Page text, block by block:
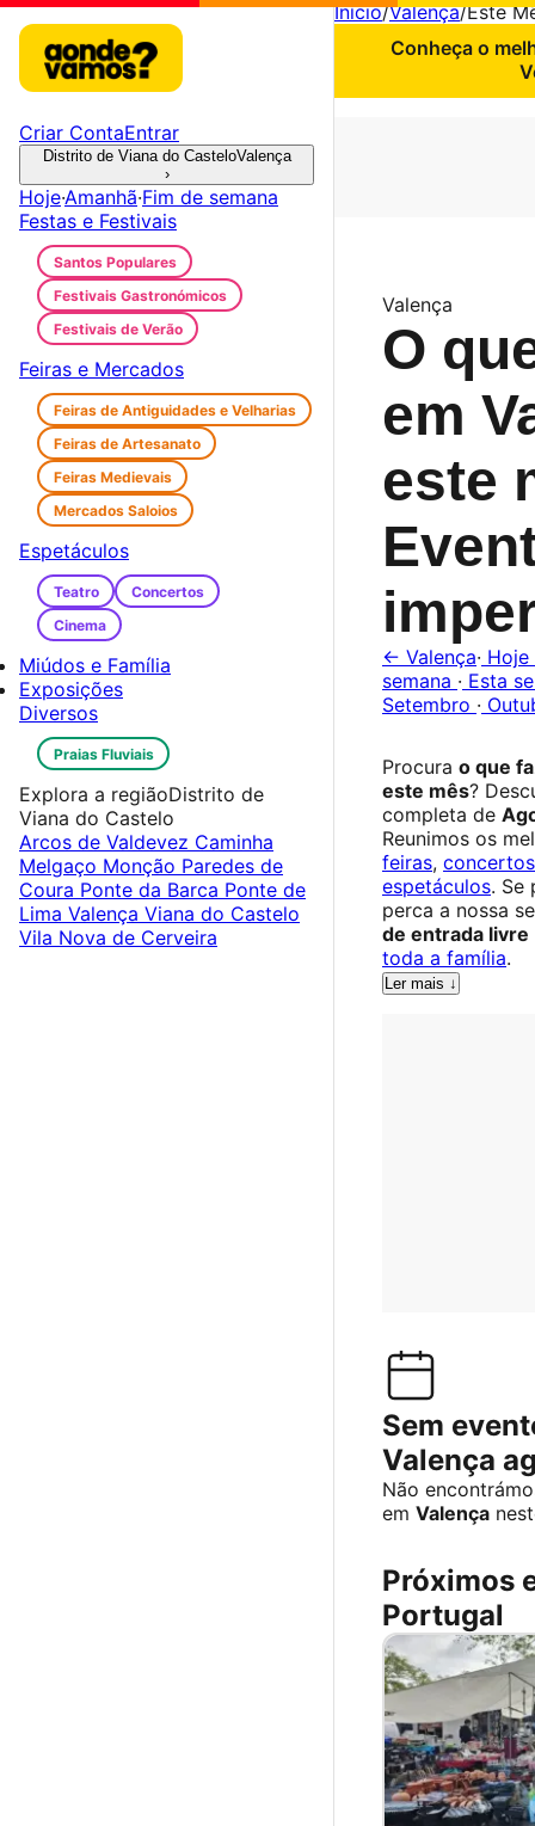
Início/Valença/Este
Conheça o
Valença
O
em
este
← Valença· Hoje
semana · Esta
Setembro ·
Procura o que
este mês?
completa de
Reunimos os
feiras, concertos
espetáculos. Se
perca a nossa
de entrada livre
toda a família.
Ler mais ↓
Sem
Valença
Não
em Valença
Próximos
Portugal
Criar ContaEntrar
Distrito de Viana do CasteloValença
›
Hoje·Amanhã·Fim de semana
Festas e Festivais
Santos Populares
Festivais Gastronómicos
Festivais de Verão
Feiras e Mercados
Feiras de Antiguidades e Velharias
Feiras de Artesanato
Feiras Medievais
Mercados Saloios
Espetáculos
Teatro
Concertos
Cinema
Miúdos e Família
Exposições
Diversos
Praias Fluviais
Explora a regiãoDistrito de
Viana do Castelo
Arcos de Valdevez Caminha
Melgaço Monção Paredes de
Coura Ponte da Barca Ponte de
Lima Valença Viana do Castelo
Vila Nova de Cerveira